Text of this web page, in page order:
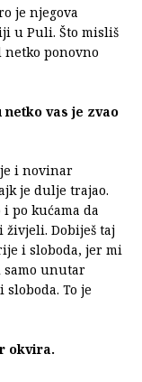
je njegova
u Puli. Što misliš
netko ponovno
vas je zvao
i novinar
je dulje trajao.
i po kućama da
Dobiješ taj
i sloboda, jer mi
samo unutar
To je
okvira.